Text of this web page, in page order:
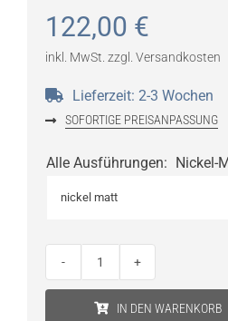
122,00 €
inkl. MwSt. zzgl. Versandkosten
Lieferzeit: 2-3 Wochen
SOFORTIGE PREISANPASSUNG
Alle Ausführungen: Nickel-
TOP
IN DEN WARENKORB